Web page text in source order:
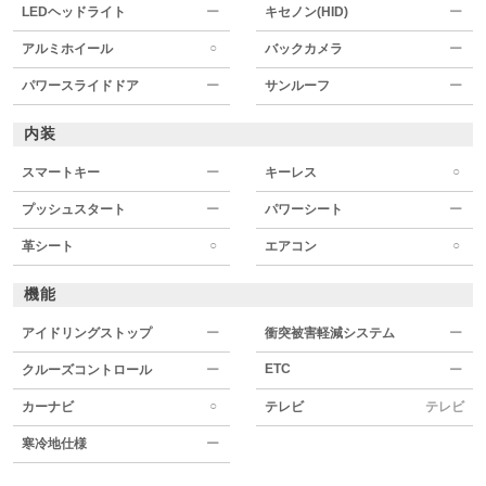
LEDヘッドライト ー キセノン(HID) ー
アルミホイール ○ バックカメラ ー
パワースライドドア ー サンルーフ ー
内装
スマートキー ー キーレス ○
プッシュスタート ー パワーシート ー
革シート ○ エアコン ○
機能
アイドリングストップ ー 衝突被害軽減システム ー
クルーズコントロール ー ETC ー
カーナビ ○ テレビ テレビ
寒冷地仕様 ー